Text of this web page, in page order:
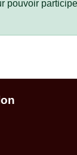
pouvoir